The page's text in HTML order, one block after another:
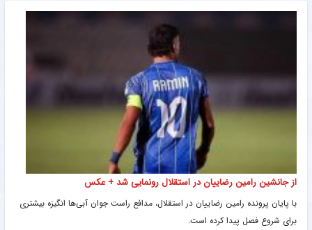
از جانشین رامین رضاییان در استقلال رونمایی شد + عکس
با پایان پرونده رامین رضاییان در استقلال، مدافع راست جوان آبی‌ها انگیزه بیشتری
برای شروع فصل پیدا کرده است.